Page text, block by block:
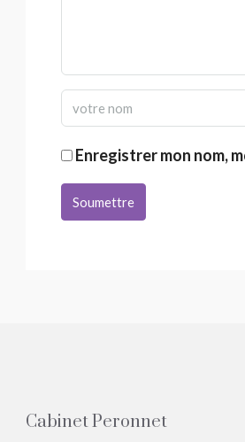
Enregistrer mon nom,
Soumettre
Cabinet Peronnet